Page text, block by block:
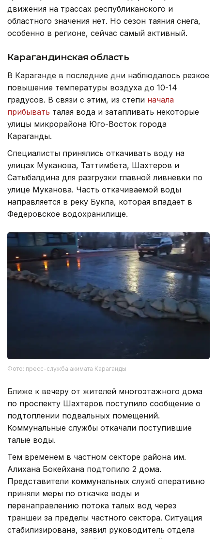
движения на трассах республиканского и
областного значения нет. Но сезон таяния снега,
особенно в регионе, сейчас самый активный.
Карагандинская область
В Караганде в последние дни наблюдалось резкое
повышение температуры воздуха до 10-14
градусов. В связи с этим, из степи начала
прибывать талая вода и затапливать некоторые
улицы микрорайона Юго-Восток города
Караганды.
Специалисты принялись откачивать воду на
улицах Муканова, Таттимбета, Шахтеров и
Сатыбалдина для разгрузки главной ливневки по
улице Муканова. Часть откачиваемой воды
направляется в реку Букпа, которая впадает в
Федеровское водохранилище.
Фото: пресс-служба акимата Караганды
Ближе к вечеру от жителей многоэтажного дома
по проспекту Шахтеров поступило сообщение о
подтоплении подвальных помещений.
Коммунальные службы откачали поступившие
талые воды.
Тем временем в частном секторе района им.
Алихана Бокейхана подтопило 2 дома.
Представители коммунальных служб оперативно
приняли меры по откачке воды и
перенаправлению потока талых вод через
траншеи за пределы частного сектора. Ситуация
стабилизирована, заявил руководитель отдела